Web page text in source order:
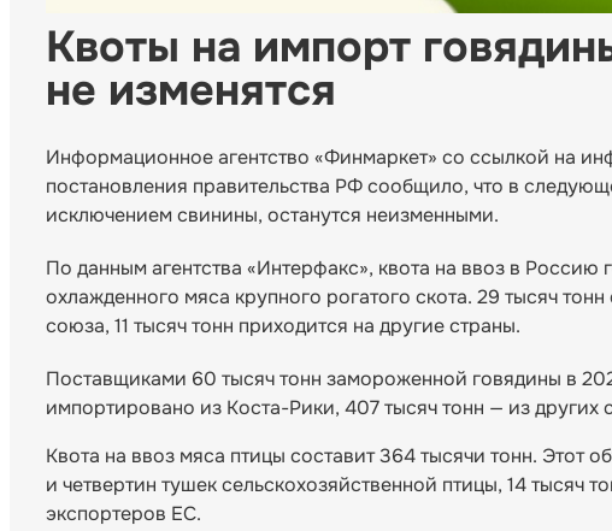
Квоты на импорт
не изменятся
Информационное агентство «Финмаркет» со ссылкой на
постановления правительства РФ сообщило, что в
исключением свинины, останутся неизменными.
По данным агентства «Интерфакс», квота на ввоз в
охлажденного мяса крупного рогатого скота. 29 тысяч
союза, 11 тысяч тонн приходится на другие страны.
Поставщиками 60 тысяч тонн замороженной говядины в
импортировано из Коста-Рики, 407 тысяч тонн — из других
Квота на ввоз мяса птицы составит 364 тысячи тонн. Этот
и четвертин тушек сельскохозяйственной птицы, 14 тысяч
экспортеров ЕС.